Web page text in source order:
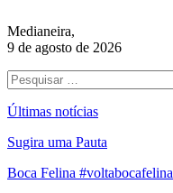
Medianeira,
9 de agosto de 2026
Últimas notícias
Sugira uma Pauta
Boca Felina #voltabocafelina